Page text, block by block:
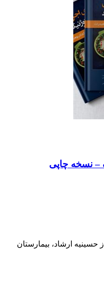
– نسخه چاپی
حسینیه ارشاد، بیمارستان